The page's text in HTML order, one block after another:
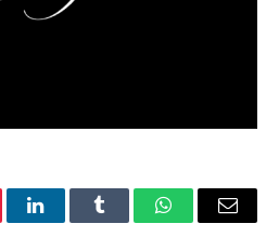
LinkedInTumblr WhatsAppEmail